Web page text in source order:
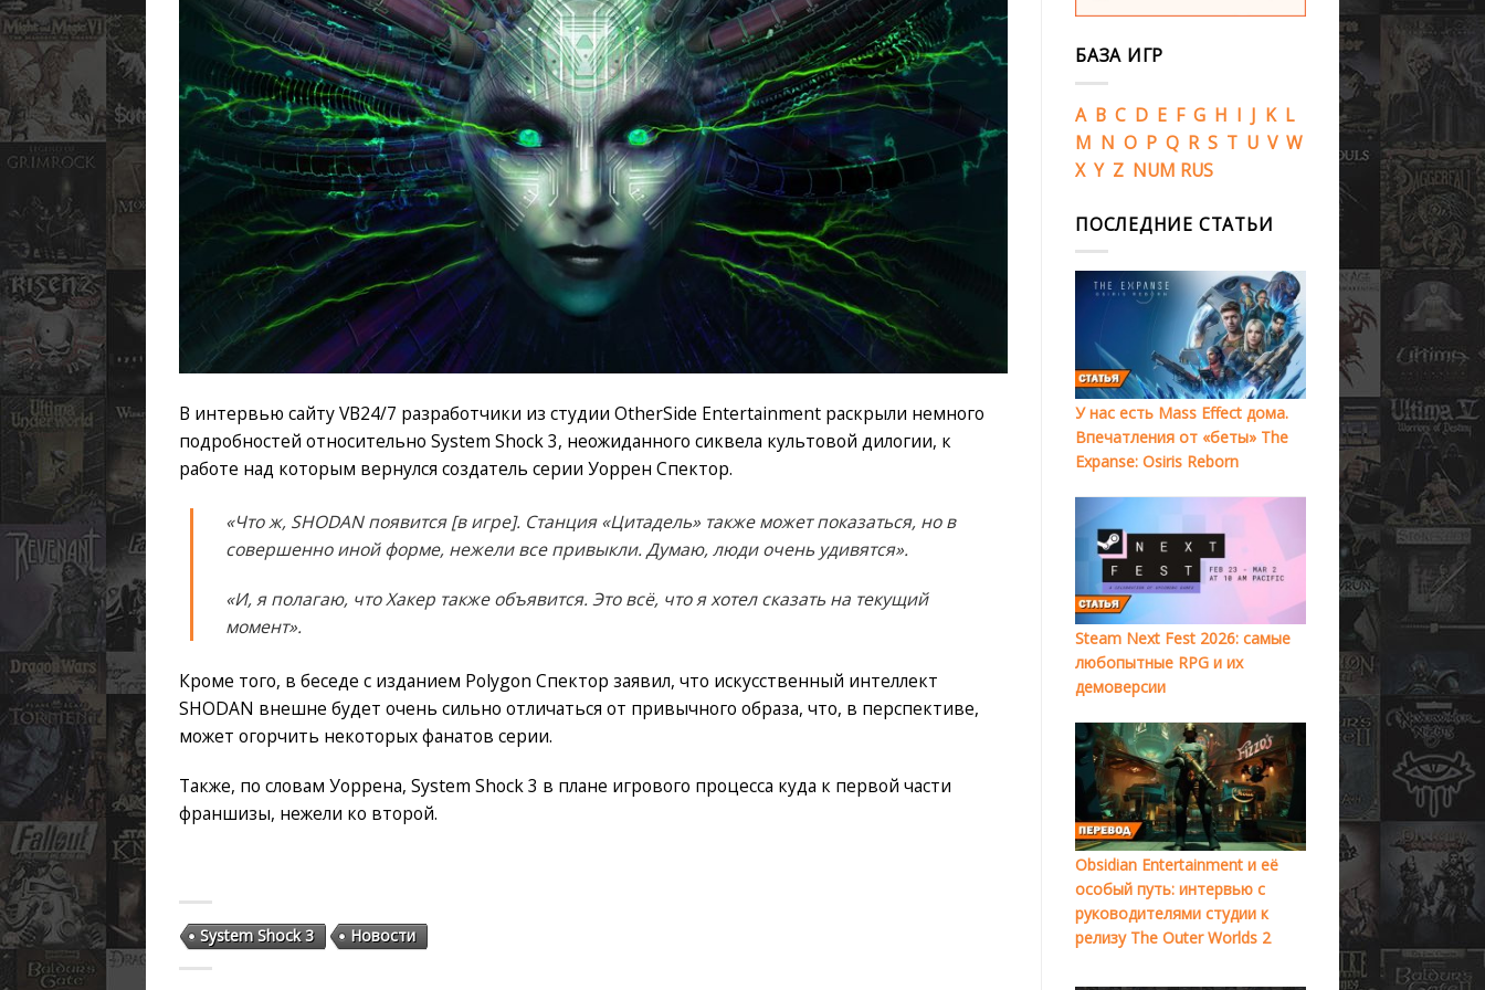
В интервью сайту VB24/7 разработчики из студии OtherSide Entertainment раскрыли немного
подробностей относительно System Shock 3, неожиданного сиквела культовой дилогии, к
работе над которым вернулся создатель серии Уоррен Спектор.
«Что ж, SHODAN появится [в игре]. Станция «Цитадель» также может показаться, но в
совершенно иной форме, нежели все привыкли. Думаю, люди очень удивятся».
«И, я полагаю, что Хакер также объявится. Это всё, что я хотел сказать на текущий
момент».
Кроме того, в беседе с изданием Polygon Спектор заявил, что искусственный интеллект
SHODAN внешне будет очень сильно отличаться от привычного образа, что, в перспективе,
может огорчить некоторых фанатов серии.
Также, по словам Уоррена, System Shock 3 в плане игрового процесса куда к первой части
франшизы, нежели ко второй.
System Shock 3 Новости
БАЗА ИГР
A B C D E F G H I J K L
M N O P Q R S T U V W
X Y Z NUM RUS
ПОСЛЕДНИЕ СТАТЬИ
У нас есть Mass Effect дома.
Впечатления от «беты» The
Expanse: Osiris Reborn
Steam Next Fest 2026: самые
любопытные RPG и их
демоверсии
Obsidian Entertainment и её
особый путь: интервью с
руководителями студии к
релизу The Outer Worlds 2